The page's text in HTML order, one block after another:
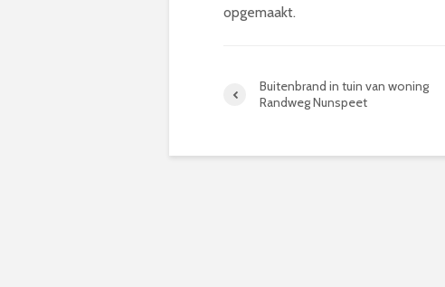
opgemaakt.
Buitenbrand in tuin van woning
Randweg Nunspeet